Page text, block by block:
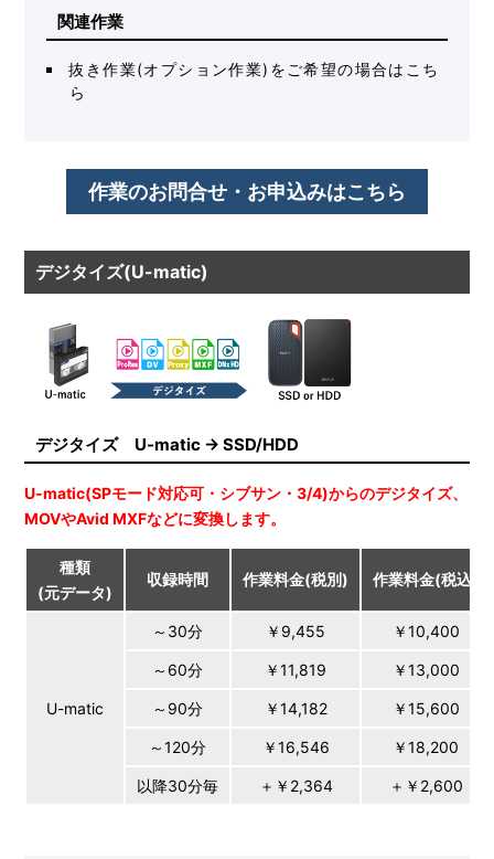
関連作業
抜き作業(オプション作業)をご希望の場合はこち
ら
作業のお問合せ・お申込みはこちら
デジタイズ(U-matic)
デジタイズ U-matic → SSD/HDD
U-matic(SPモード対応可・シブサン・3/4)からのデジタイズ、
MOVやAvid MXFなどに変換します。
種類
(元データ)
収録時間 作業料金(税別) 作業料金(税込)
U-matic
～30分 ￥9,455 ￥10,400
～60分 ￥11,819 ￥13,000
～90分 ￥14,182 ￥15,600
～120分 ￥16,546 ￥18,200
以降30分毎 ＋￥2,364 ＋￥2,600